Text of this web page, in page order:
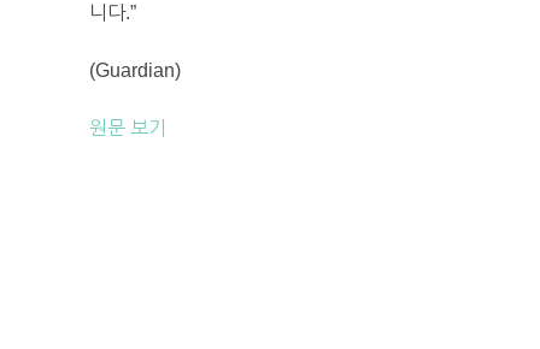
니다.”
(Guardian)
원문 보기